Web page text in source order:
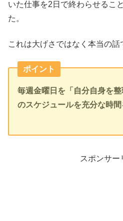
いた仕事を2日で終わらせるこ
た。
これは大げさではなく本当の話
ポイント
毎週金曜日を「自分自身を
のスケジュールを充分な時間
スポンサー